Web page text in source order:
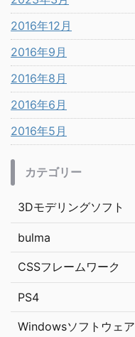
2016年12月
2016年9月
2016年8月
2016年6月
2016年5月
カテゴリー
3Dモデリングソフト
bulma
CSSフレームワーク
PS4
Windowsソフトウェア